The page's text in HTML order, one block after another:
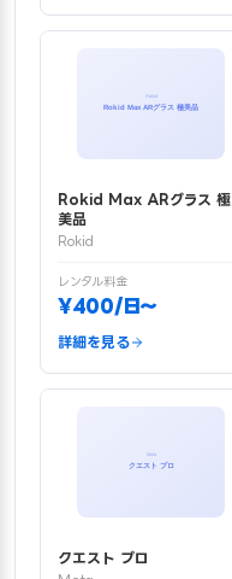
Rokid Max ARグラス 極
美品
Rokid
レンタル料金
¥400/日〜
詳細を見る
クエスト プロ